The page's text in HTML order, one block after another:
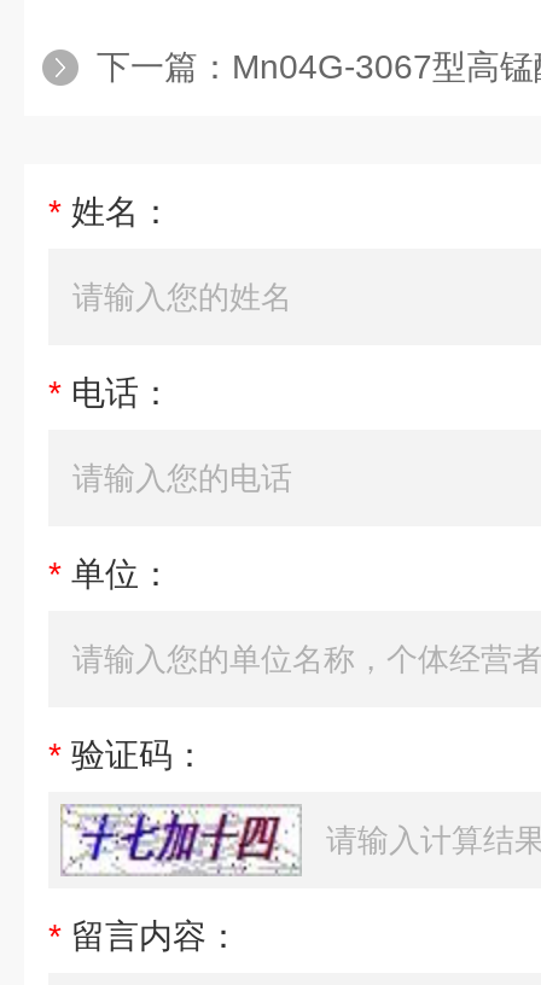
下一篇： Mn04G-3067型高锰酸盐指
* 姓名：
* 电话：
* 单位：
* 验证码：
* 留言内容：